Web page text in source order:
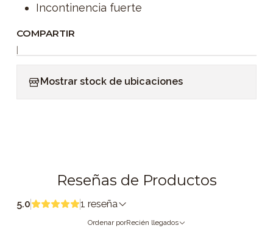
Incontinencia fuerte
COMPARTIR
Mostrar stock de ubicaciones
Reseñas de Productos
5.0 1 reseña
Ordenar porRecién llegados